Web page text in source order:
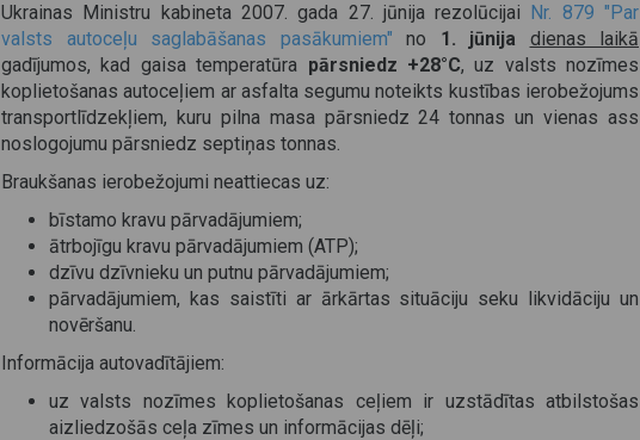
Ukrainas Ministru kabineta 2007. gada 27. jūnija rezolūcijai Nr. 879 "Par
valsts autoceļu saglabāšanas pasākumiem" no 1. jūnija
dienas laikā
gadījumos, kad gaisa temperatūra pārsniedz +28°C, uz valsts nozīmes
koplietošanas autoceļiem ar asfalta segumu noteikts kustības ierobežojums
transportlīdzekļiem, kuru pilna masa pārsniedz 24 tonnas un vienas ass
noslogojumu pārsniedz septiņas tonnas.
Braukšanas ierobežojumi neattiecas uz:
bīstamo kravu pārvadājumiem;
ātrbojīgu kravu pārvadājumiem (ATP);
dzīvu dzīvnieku un putnu pārvadājumiem;
pārvadājumiem, kas saistīti ar ārkārtas situāciju seku likvidāciju un
novēršanu.
Informācija autovadītājiem:
uz valsts nozīmes koplietošanas ceļiem ir uzstādītas atbilstošas
aizliedzošās ceļa zīmes un informācijas dēļi;